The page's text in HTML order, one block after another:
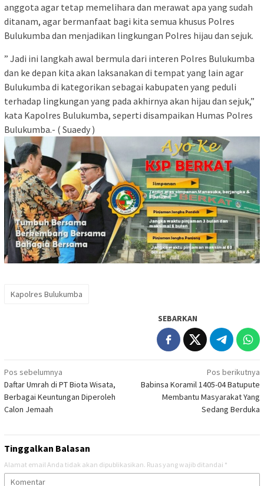
anggota agar tetap memelihara dan merawat apa yang sudah
ditanam, agar bermanfaat bagi kita semua khusus Polres
Bulukumba dan menjadikan lingkungan Polres hijau dan sejuk.
” Jadi ini langkah awal bermula dari interen Polres Bulukumba
dan ke depan kita akan laksanakan di tempat yang lain agar
Bulukumba di kategorikan sebagai kabupaten yang peduli
terhadap lingkungan yang pada akhirnya akan hijau dan sejuk,”
kata Kapolres Bulukumba, seperti disampaikan Humas Polres
Bulukumba.- ( Suaedy )
Kapolres Bulukumba
SEBARKAN
Navigasi
pos
Pos sebelumnya
Daftar Umrah di PT Biota Wisata,
Berbagai Keuntungan Diperoleh
Calon Jemaah
Pos berikutnya
Babinsa Koramil 1405-04 Batupute
Membantu Masyarakat Yang
Sedang Berduka
Tinggalkan Balasan
Alamat email Anda tidak akan dipublikasikan. Ruas yang wajib ditandai *